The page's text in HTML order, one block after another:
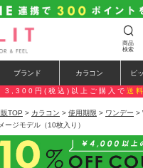
商品
検索
ブランド カラコン ピ
3,300円(税込)以上ご購入で 送
TOP > カラコン > 使用期限 > ワンデー >
ージモデル（10枚入り）